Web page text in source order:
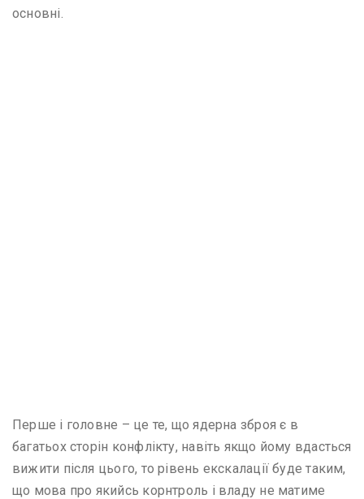
основні.
Перше і головне – це те, що ядерна зброя є в
багатьох сторін конфлікту, навіть якщо йому вдасться
вижити після цього, то рівень екскалації буде таким,
що мова про якийсь корнтроль і владу не матиме